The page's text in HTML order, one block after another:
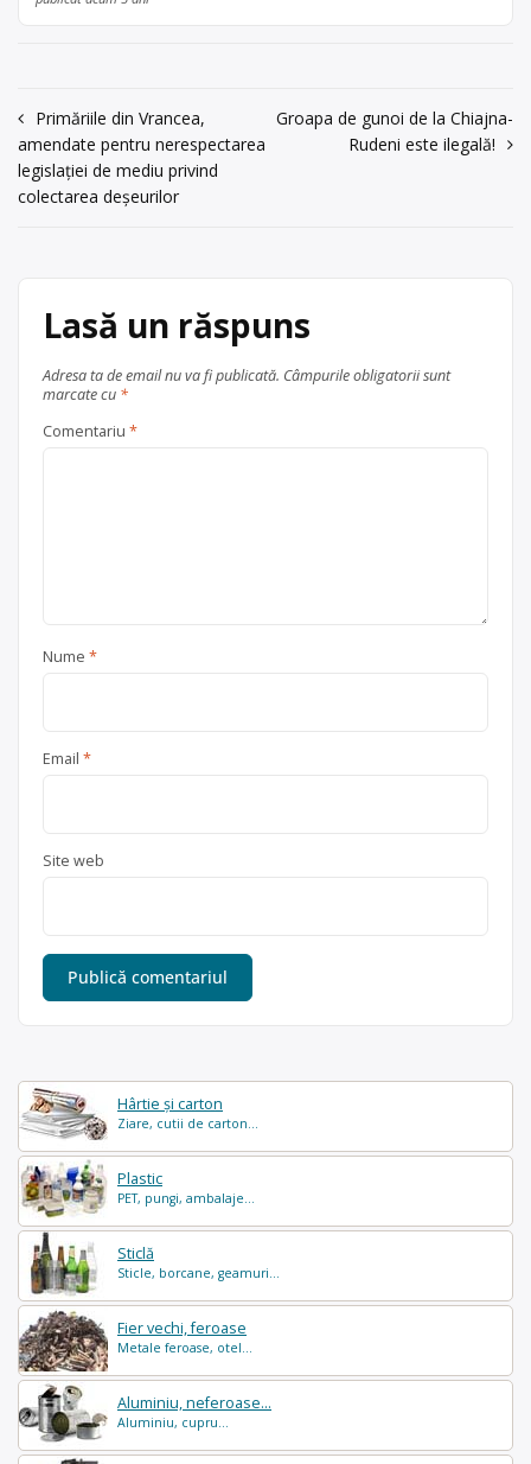
Hârtie și carton
Ziare, cutii de carton...
Plastic
PET, pungi, ambalaje...
Sticlă
Sticle, borcane, geamuri...
Fier vechi, feroase
Metale feroase, otel...
Aluminiu, neferoase...
Aluminiu, cupru...
Navigare
în
articole
Primăriile din Vrancea,
amendate pentru nerespectarea
legislației de mediu privind
colectarea deșeurilor
Groapa de gunoi de la Chiajna-
Rudeni este ilegală!
Lasă un răspuns
Adresa ta de email nu va fi publicată. Câmpurile obligatorii sunt
marcate cu *
Comentariu *
Nume *
Email *
Site web